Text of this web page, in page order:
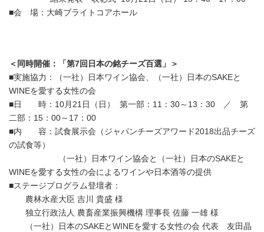
■会 場：大崎ブライトコアホール
＜同時開催：「第7回日本の銘チーズ百選」＞
■実施協力：（一社）日本ワイン協会、（一社）日本のSAKEと
WINEを愛する女性の会
■日 時：10月21日（日） 第一部：11：30～13：30 ／ 第
二部：15：00～17：00
■内 容：試食展示会（ジャパンチーズアワード2018出品チーズ
の試食等）
（一社）日本ワイン協会と（一社）日本のSAKEと
WINEを愛する女性の会によるワインや日本酒等の提供
■ステージプログラム登壇者：
農林水産大臣 吉川 貴盛 様
独立行政法人 農畜産業振興機構 理事長 佐藤 一雄 様
（一社）日本のSAKEとWINEを愛する女性の会 代表 友田晶